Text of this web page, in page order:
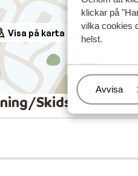
klickar på
vilka cookies
helst.
Hantera
Avvisa
Visa på karta
Skidskola